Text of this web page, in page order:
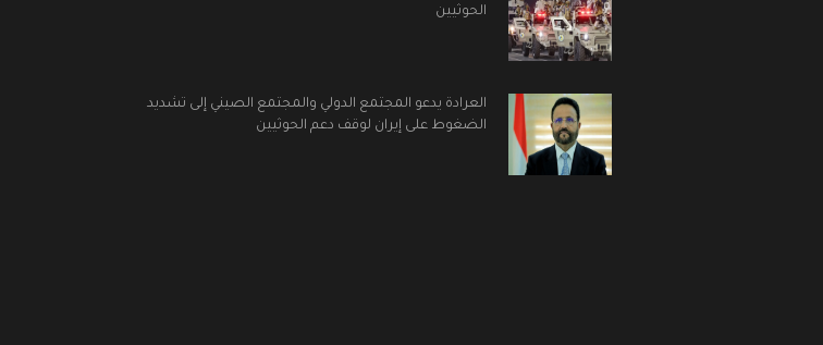
الحوثيين
العرادة يدعو المجتمع الدولي والمجتمع الصيني إلى تشديد
الضغوط على إيران لوقف دعم الحوثيين